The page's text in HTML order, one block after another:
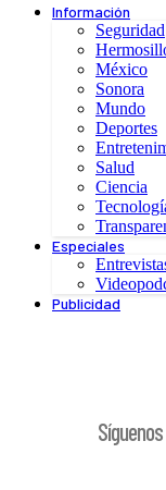
Información
Seguridad
México
Sonora
Mundo
Deportes
Salud
Ciencia
Especiales
Publicidad
Síguenos